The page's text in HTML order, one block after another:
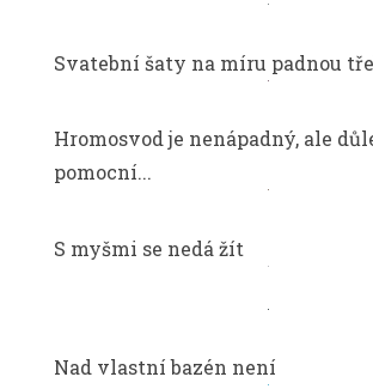
Svatební šaty na míru padnou
Hromosvod je nenápadný, ale
pomocní...
S myšmi se nedá žít
Nad vlastní bazén není